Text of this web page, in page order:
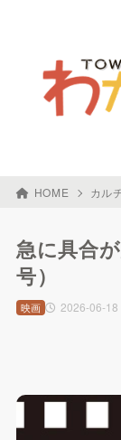
HOME カル
急に具合
号）
2026-06-18
映画